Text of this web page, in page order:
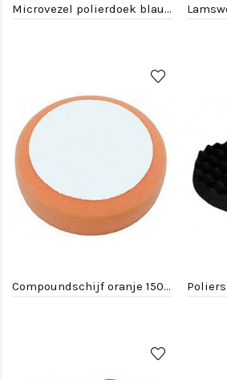
Microvezel polierdoek blauw no edge
Compoundschijf oranje 150mm x 25mm - Velcro